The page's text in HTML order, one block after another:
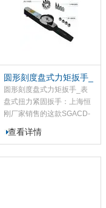
圆形刻度盘式力矩扳手_
表盘式扭力紧固扳手
圆形刻度盘式力矩扳手_表
盘式扭力紧固扳手：上海恒
刚厂家销售的这款SGACD-
100圆形刻度盘力矩扳手具
有精度高、造型美观、使
查看详情